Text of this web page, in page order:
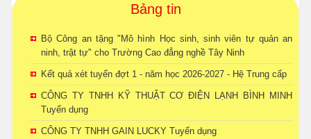
Bảng tin
Bộ Công an tặng "Mô hình Học sinh, sinh viên tự quản an
ninh, trật tự" cho Trường Cao đẳng nghề Tây Ninh
Kết quả xét tuyển đợt 1 - năm học 2026-2027 - Hệ Trung cấp
CÔNG TY TNHH KỸ THUẬT CƠ ĐIỆN LẠNH BÌNH MINH
Tuyển dụng
CÔNG TY TNHH GAIN LUCKY Tuyển dụng